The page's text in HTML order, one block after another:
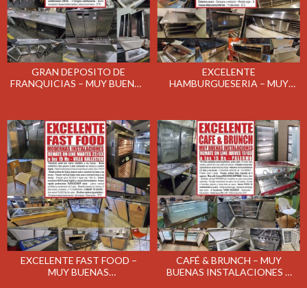
GRAN DEPOSITO DE
FRANQUICIAS – MUY BUENAS
30/03/2022
EXCELENTE
HAMBURGUESERIA – MUY
29/03/2022
EXCELENTE FAST FOOD –
MUY BUENAS
CAFÉ & BRUNCH – MUY
BUENAS INSTALACIONES –